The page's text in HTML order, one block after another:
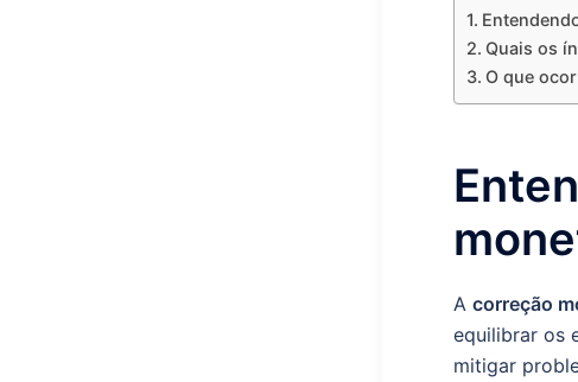
Quais os
O que
A correção
equilibrar os
mitigar